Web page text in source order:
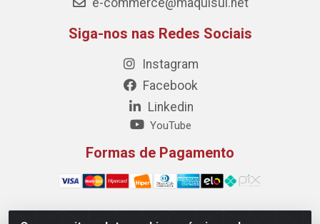
Siga-nos nas Redes Sociais
Instagram
Facebook
Linkedin
YouTube
Formas de Pagamento